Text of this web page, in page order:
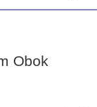
Obok